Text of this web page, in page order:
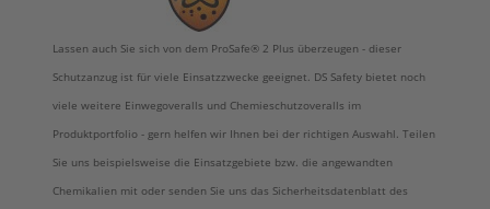
Lassen auch Sie sich von dem ProSafe® 2 Plus überzeugen - dieser
Schutzanzug ist für viele Einsatzzwecke geeignet. DS Safety bietet noch
viele weitere Einwegoveralls und Chemieschutzoveralls im
Produktportfolio - gern helfen wir Ihnen bei der richtigen Auswahl. Teilen
Sie uns beispielsweise die Einsatzgebiete bzw. die angewandten
Chemikalien mit oder senden Sie uns das Sicherheitsdatenblatt des